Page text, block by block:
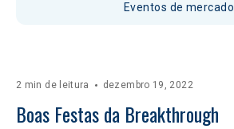
Eventos de mercado
2 min de leitura dezembro 19, 2022
Boas Festas da Breakthrough